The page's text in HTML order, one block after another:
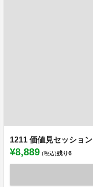
1211 価値見セッション
¥8,889 (税込)残り6